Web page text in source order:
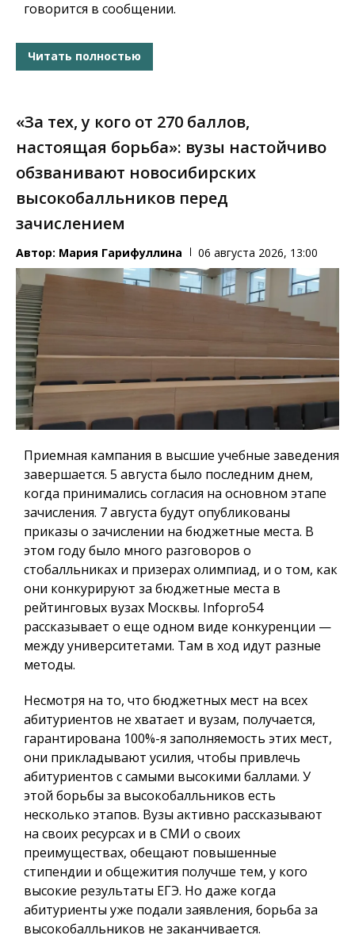
говорится в сообщении.
Читать полностью
«За тех, у кого от 270 баллов,
настоящая борьба»: вузы настойчиво
обзванивают новосибирских
высокобалльников перед
зачислением
Автор: Мария Гарифуллина 06 августа 2026, 13:00
Приемная кампания в высшие учебные заведения
завершается. 5 августа было последним днем,
когда принимались согласия на основном этапе
зачисления. 7 августа будут опубликованы
приказы о зачислении на бюджетные места. В
этом году было много разговоров о
стобалльниках и призерах олимпиад, и о том, как
они конкурируют за бюджетные места в
рейтинговых вузах Москвы. Infopro54
рассказывает о еще одном виде конкуренции —
между университетами. Там в ход идут разные
методы.
Несмотря на то, что бюджетных мест на всех
абитуриентов не хватает и вузам, получается,
гарантирована 100%-я заполняемость этих мест,
они прикладывают усилия, чтобы привлечь
абитуриентов с самыми высокими баллами. У
этой борьбы за высокобалльников есть
несколько этапов. Вузы активно рассказывают
на своих ресурсах и в СМИ о своих
преимуществах, обещают повышенные
стипендии и общежития получше тем, у кого
высокие результаты ЕГЭ. Но даже когда
абитуриенты уже подали заявления, борьба за
высокобалльников не заканчивается.